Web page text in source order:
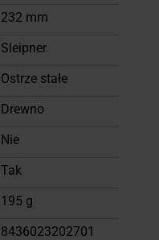
232 mm
Sleipner
Ostrze stałe
Drewno
Nie
Tak
195 g
8436023202701